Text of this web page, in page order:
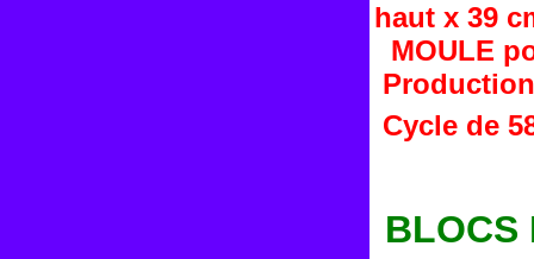
haut x 39
MOULE
Cycle de